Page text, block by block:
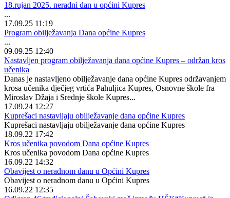
18.rujan 2025. neradni dan u općini Kupres
...
17.09.25 11:19
Program obilježavanja Dana općine Kupres
...
09.09.25 12:40
Nastavljen program obilježavanja dana općine Kupres – održan kros
učenika
Danas je nastavljeno obilježavanje dana općine Kupres održavanjem
krosa učenika dječjeg vrtića Pahuljica Kupres, Osnovne škole fra
Miroslav Džaja i Srednje škole Kupres...
17.09.24 12:27
Kuprešaci nastavljaju obilježavanje dana općine Kupres
Kuprešaci nastavljaju obilježavanje dana općine Kupres
18.09.22 17:42
Kros učenika povodom Dana općine Kupres
Kros učenika povodom Dana općine Kupres
16.09.22 14:32
Obavijest o neradnom danu u Općini Kupres
Obavijest o neradnom danu u Općini Kupres
16.09.22 12:35